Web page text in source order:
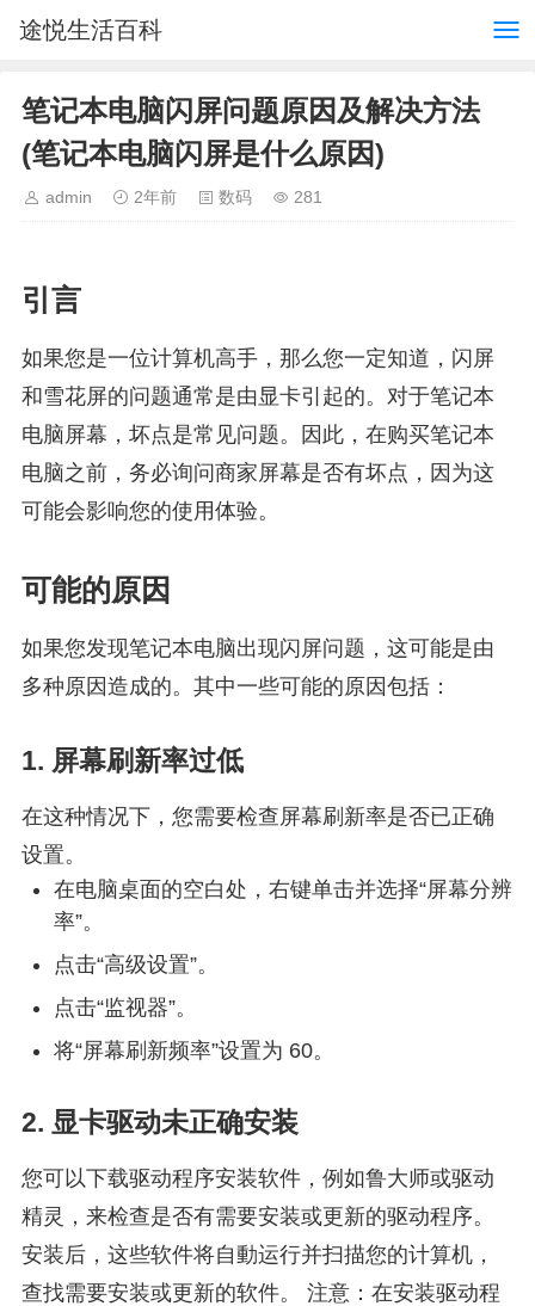
途悦生活百科
笔记本电脑闪屏问题原因及解决方法
(笔记本电脑闪屏是什么原因)
admin 2年前 数码 281
引言
如果您是一位计算机高手，那么您一定知道，闪屏
和雪花屏的问题通常是由显卡引起的。对于笔记本
电脑屏幕，坏点是常见问题。因此，在购买笔记本
电脑之前，务必询问商家屏幕是否有坏点，因为这
可能会影响您的使用体验。
可能的原因
如果您发现笔记本电脑出现闪屏问题，这可能是由
多种原因造成的。其中一些可能的原因包括：
1. 屏幕刷新率过低
在这种情况下，您需要检查屏幕刷新率是否已正确
设置。
在电脑桌面的空白处，右键单击并选择“屏幕分辨
率”。
点击“高级设置”。
点击“监视器”。
将“屏幕刷新频率”设置为 60。
2. 显卡驱动未正确安装
您可以下载驱动程序安装软件，例如鲁大师或驱动
精灵，来检查是否有需要安装或更新的驱动程序。
安装后，这些软件将自動运行并扫描您的计算机，
查找需要安装或更新的软件。 注意：在安装驱动程